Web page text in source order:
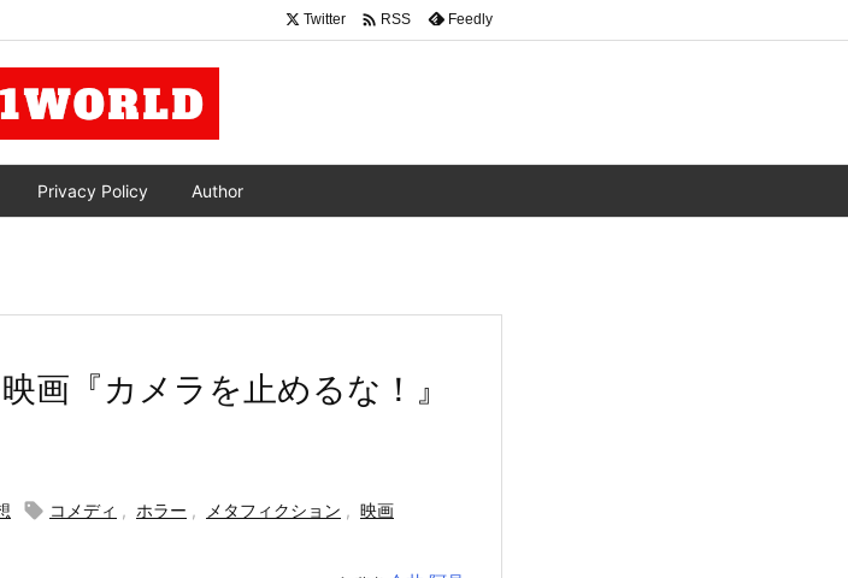
Privacy Policy Author
Twitter  RSS Feedly
画『カメラを止めるな！』
 コメディ , ホラー , メタフィクション , 映画